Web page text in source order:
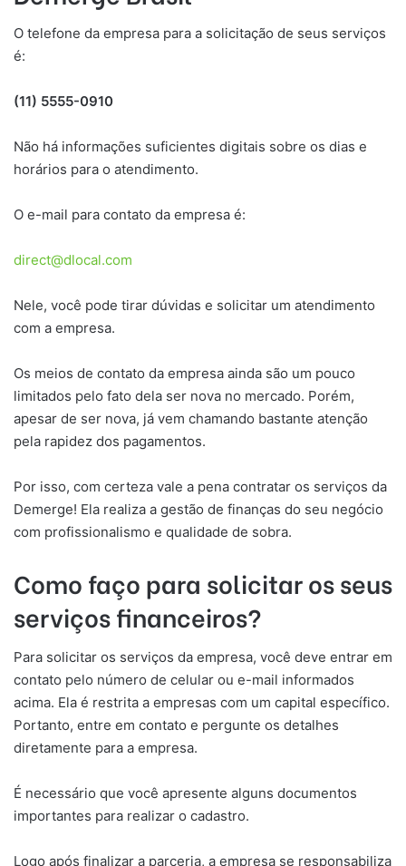
O telefone da empresa para a solicitação de seus serviços
é:
(11) 5555-0910
Não há informações suficientes digitais sobre os dias e
horários para o atendimento.
O e-mail para contato da empresa é:
direct@dlocal.com
Nele, você pode tirar dúvidas e solicitar um atendimento
com a empresa.
Os meios de contato da empresa ainda são um pouco
limitados pelo fato dela ser nova no mercado. Porém,
apesar de ser nova, já vem chamando bastante atenção
pela rapidez dos pagamentos.
Por isso, com certeza vale a pena contratar os serviços da
Demerge! Ela realiza a gestão de finanças do seu negócio
com profissionalismo e qualidade de sobra.
Como faço para solicitar os seus
serviços financeiros?
Para solicitar os serviços da empresa, você deve entrar em
contato pelo número de celular ou e-mail informados
acima. Ela é restrita a empresas com um capital específico.
Portanto, entre em contato e pergunte os detalhes
diretamente para a empresa.
É necessário que você apresente alguns documentos
importantes para realizar o cadastro.
Logo após finalizar a parceria, a empresa se responsabiliza